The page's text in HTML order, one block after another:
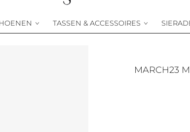
TASSEN & ACCESSOIRES
MARCH23